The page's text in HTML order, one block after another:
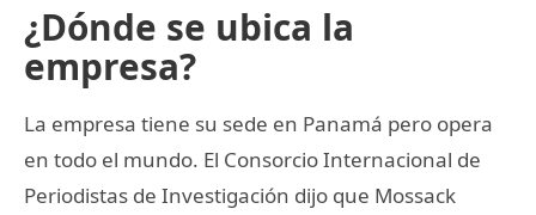
¿Dónde se ubica la
empresa?
La empresa tiene su sede en Panamá pero opera
en todo el mundo. El Consorcio Internacional de
Periodistas de Investigación dijo que Mossack